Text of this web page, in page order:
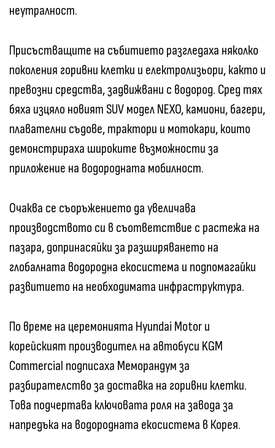
неутралност.
Присъстващите на събитието разгледаха няколко
поколения горивни клетки и електролизьори, както и
превозни средства, задвижвани с водород. Сред тях
бяха изцяло новият SUV модел NEXO, камиони, багери,
плавателни съдове, трактори и мотокари, които
демонстрираха широките възможности за
приложение на водородната мобилност.
Очаква се съоръжението да увеличава
производството си в съответствие с растежа на
пазара, допринасяйки за разширяването на
глобалната водородна екосистема и подпомагайки
развитието на необходимата инфраструктура.
По време на церемонията Hyundai Motor и
корейският производител на автобуси KGM
Commercial подписаха Меморандум за
разбирателство за доставка на горивни клетки.
Това подчертава ключовата роля на завода за
напредъка на водородната екосистема в Корея.